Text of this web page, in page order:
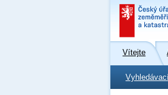
Vítejte
Vyhledávací